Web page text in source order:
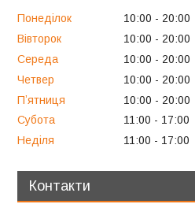
Понеділок 10:00
20:00
Вівторок
10:00
20:00
Середа
10:00
20:00
Четвер
10:00
20:00
Пʼятниця
10:00
20:00
Субота
11:00
17:00
Неділя
11:00 17:00
Контакти